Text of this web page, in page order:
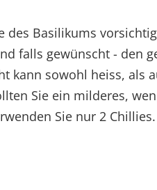
des Basilikums
falls gewünscht - den
kann sowohl heiss, als
Sie ein milderes,
Sie nur 2 Chillies.